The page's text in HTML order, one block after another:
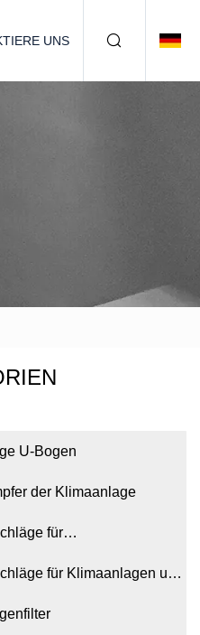
UNS
U-Bogen
der Klimaanlage
für
für Klimaanlagen und